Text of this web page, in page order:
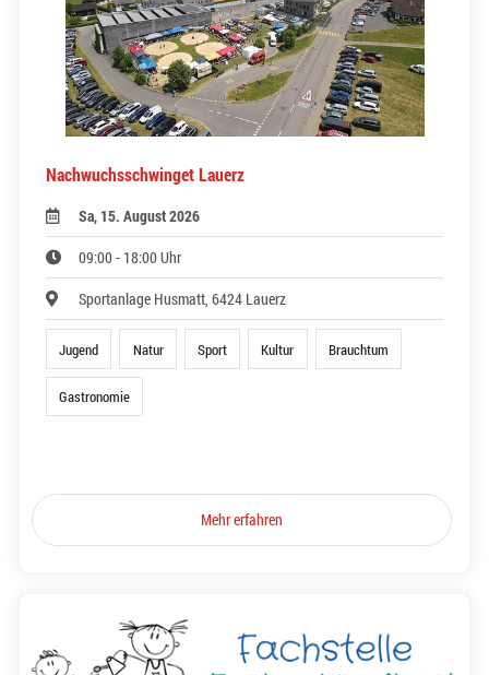
Nachwuchsschwinget Lauerz
Sa, 15. August 2026
09:00 - 18:00 Uhr
Sportanlage Husmatt, 6424 Lauerz
Jugend Natur Sport Kultur Brauchtum
Gastronomie
Mehr erfahren